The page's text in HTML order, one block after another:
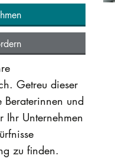
Getreu dieser
Beraterinnen und
Ihr Unternehmen
zu finden.